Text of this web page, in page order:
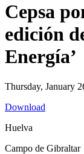
Cepsa
edición
Energía’
Thursday, January
Download
Huelva
Campo de Gibraltar